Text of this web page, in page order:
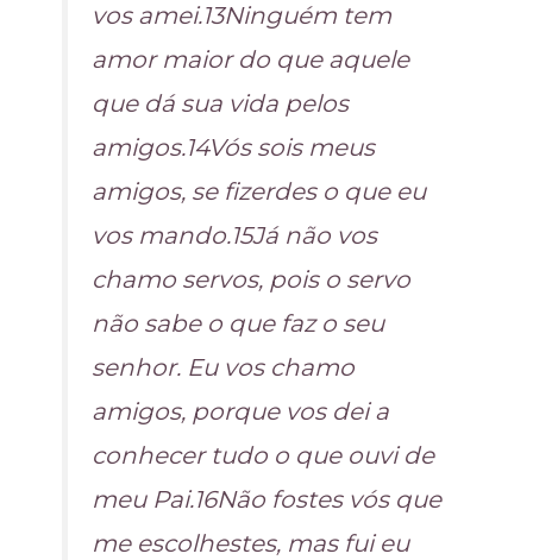
vos amei.13Ninguém tem
amor maior do que aquele
que dá sua vida pelos
amigos.14Vós sois meus
amigos, se fizerdes o que eu
vos mando.15Já não vos
chamo servos, pois o servo
não sabe o que faz o seu
senhor. Eu vos chamo
amigos, porque vos dei a
conhecer tudo o que ouvi de
meu Pai.16Não fostes vós que
me escolhestes, mas fui eu